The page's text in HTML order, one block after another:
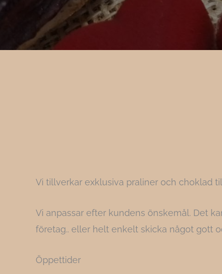
Vi tillverkar exklusiva praliner och choklad
Vi anpassar efter kundens önskemål. Det
företag.. eller helt enkelt skicka något gott
Öppettider